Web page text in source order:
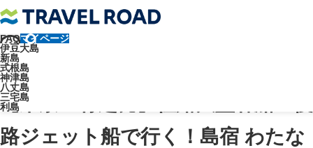
FAQマイページ
伊豆大島
新島
式根島
神津島
八丈島
三宅島
利島
トラベルロード
【東京・竹芝発】往路大型客船＋復路ジェット船で行く！島宿 わたな
べ（和室）【現地3泊】
【東京・竹芝発】往路大型客船＋復
路ジェット船で行く！島宿 わたな